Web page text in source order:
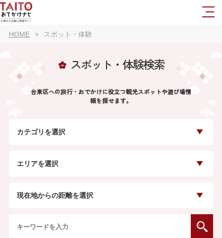
HOME スポット・体験
スポット・体験検索
台東区への旅行・おでかけに役立つ観光スポットや遊び場情
報を探せます。
カテゴリを選択
エリアを選択
現在地からの距離を選択